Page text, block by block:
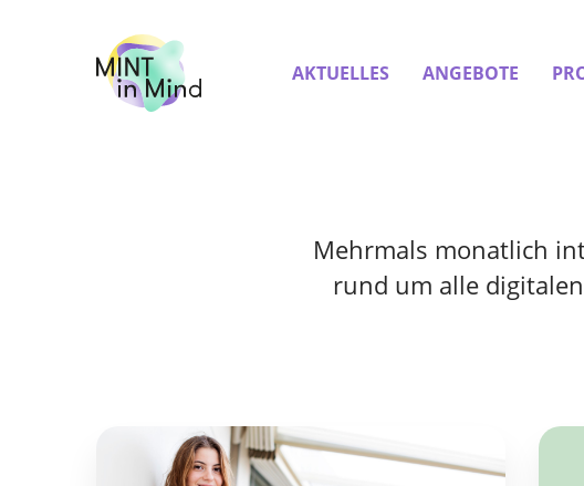
AKTUELLES ANGEBOTE
Mehrmals monatlich
rund um alle